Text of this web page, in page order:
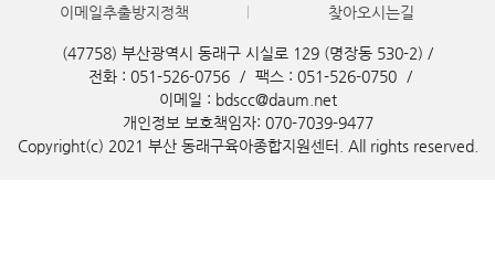
이메일추출방지정책
찾아오시는길
(47758) 부산광역시 동래구 시실로 129 (명장동 530-2) /
전화 : 051-526-0756
/ 팩스 : 051-526-0750
/
이메일 : bdscc@daum.net
개인정보 보호책임자: 070-7039-9477
Copyright(c) 2021 부산 동래구육아종합지원센터. All rights reserved.